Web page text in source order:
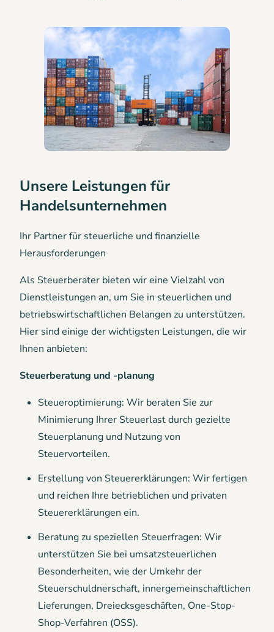
Unsere Leistungen für
Handelsunternehmen
Ihr Partner für steuerliche und finanzielle
Herausforderungen
Als Steuerberater bieten wir eine Vielzahl von
Dienstleistungen an, um Sie in steuerlichen und
betriebswirtschaftlichen Belangen zu unterstützen.
Hier sind einige der wichtigsten Leistungen, die wir
Ihnen anbieten:
Steuerberatung und -planung
Steueroptimierung: Wir beraten Sie zur
Minimierung Ihrer Steuerlast durch gezielte
Steuerplanung und Nutzung von
Steuervorteilen.
Erstellung von Steuererklärungen: Wir fertigen
und reichen Ihre betrieblichen und privaten
Steuererklärungen ein.
Beratung zu speziellen Steuerfragen: Wir
unterstützen Sie bei umsatzsteuerlichen
Besonderheiten, wie der Umkehr der
Steuerschuldnerschaft, innergemeinschaftlichen
Lieferungen, Dreiecksgeschäften, One-Stop-
Shop-Verfahren (OSS).